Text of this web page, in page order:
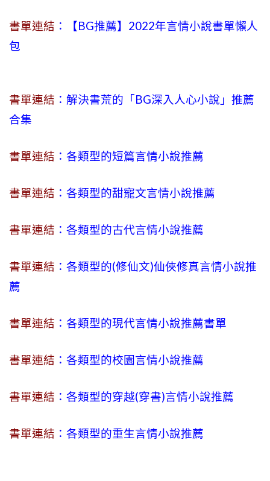
書單連結 ：【BG推薦】2022年言情小說書單懶人
包
書單連結 ：解決書荒的「BG深入人心小說」推薦
合集
書單連結 ：各類型的短篇言情小說推薦
書單連結 ：各類型的甜寵文言情小說推薦
書單連結 ：各類型的古代言情小說推薦
書單連結 ：各類型的(修仙文)仙俠修真言情小說推
薦
書單連結 ：各類型的現代言情小說推薦書單
書單連結 ：各類型的校園言情小說推薦
書單連結 ：各類型的穿越(穿書)言情小說推薦
書單連結 ：各類型的重生言情小說推薦